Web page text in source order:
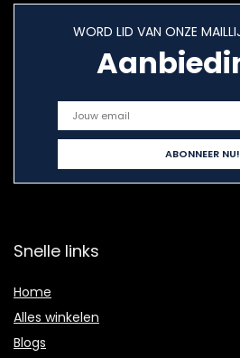
WORD LID VAN ONZE
Snelle links
Home
Alles winkelen
Blogs